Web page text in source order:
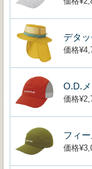
デタ
価格
O.D.
価格
フィ
価格